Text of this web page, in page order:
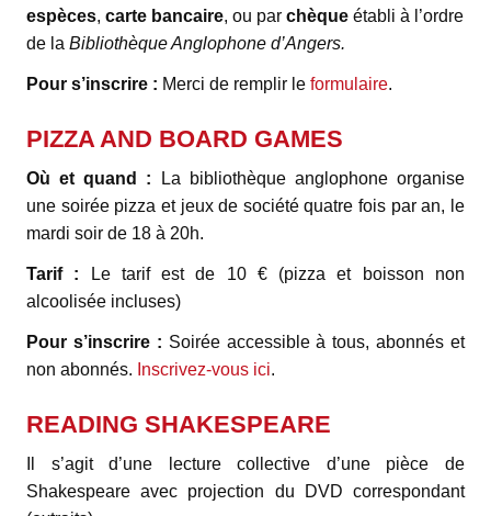
espèces, carte bancaire, ou par chèque établi à l’ordre
de la Bibliothèque Anglophone d’Angers.
Pour s’inscrire : Merci de remplir le formulaire.
PIZZA AND BOARD GAMES
Où et quand :
La bibliothèque anglophone organise
une soirée pizza et jeux de société quatre fois par an, le
mardi soir de 18 à 20h.
Tarif : Le tarif est de 10 € (pizza et boisson non
alcoolisée incluses)
Pour s’inscrire : Soirée accessible à tous, abonnés et
non abonnés. Inscrivez-vous ici.
READING SHAKESPEARE
Il s’agit d’une lecture collective d’une pièce de
Shakespeare avec projection du DVD correspondant